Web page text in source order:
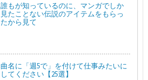
誰もが知っているのに、マンガでしか
見たことない伝説のアイテムをもらっ
たから見て
曲名に「週5で」を付けて仕事みたいに
してください【25選】